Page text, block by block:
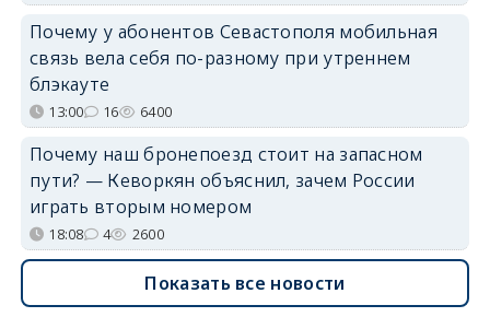
Почему у абонентов Севастополя мобильная
связь вела себя по-разному при утреннем
блэкауте
13:00 16 6400
Почему наш бронепоезд стоит на запасном
пути? — Кеворкян объяснил, зачем России
играть вторым номером
18:08 4 2600
Показать все новости